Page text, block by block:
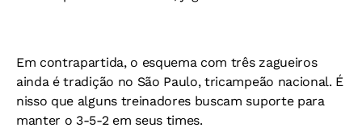
Em contrapartida, o esquema com três zagueiros
ainda é tradição no São Paulo, tricampeão nacional. É
nisso que alguns treinadores buscam suporte para
manter o 3-5-2 em seus times.